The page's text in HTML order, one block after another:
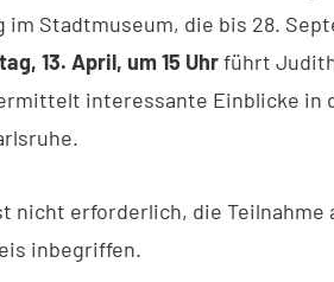
im Stadtmuseum, die bis 28.
13. April, um 15 Uhrführt
interessante Einblicke in
nicht erforderlich, die
inbegriffen.